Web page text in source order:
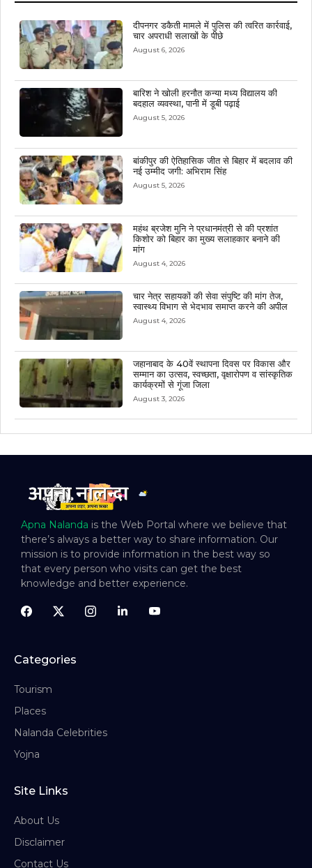
दीपनगर डकैती मामले में पुलिस की त्वरित कार्रवाई,
चार अपराधी सलाखों के पीछे
August 6, 2026
बारिश ने खोली हरनौत कन्या मध्य विद्यालय की
बदहाल व्यवस्था, पानी में डूबी पढ़ाई
August 5, 2026
बांकीपुर की ऐतिहासिक जीत से बिहार में बदलाव की
नई उम्मीद जगी: अभिराम सिंह
August 5, 2026
महंथ ब्रजेश मुनि ने प्रधानमंत्री से की प्रशांत
किशोर को बिहार का मुख्य सलाहकार बनाने की
मांग
August 4, 2026
चार नेत्र सहायकों की सेवा संपुष्टि की मांग तेज,
स्वास्थ्य विभाग से भेदभाव समाप्त करने की अपील
August 4, 2026
जहानाबाद के 40वें स्थापना दिवस पर विकास और
सम्मान का उत्सव, स्वच्छता, वृक्षारोपण व सांस्कृतिक
कार्यक्रमों से गूंजा जिला
August 3, 2026
Apna Nalanda is the Web Portal where we believe that
there’s always a better way to share information. Our
mission is to provide information in the best way so
that every person who visits can get the best
knowledge and better experience.
Categories
Tourism
Places
Nalanda Celebrities
Yojna
Site Links
About Us
Disclaimer
Contact Us